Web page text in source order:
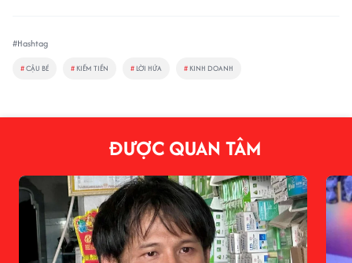
#Hashtag
#CẬU BÉ # KIẾM TIỀN # LỜI HỨA # KINH DOANH
ĐƯỢC QUAN TÂM